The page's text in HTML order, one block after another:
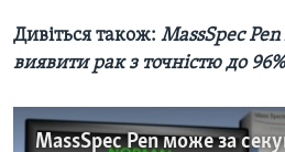
Дивіться також: MassSpec
виявити рак з точністю до 96%